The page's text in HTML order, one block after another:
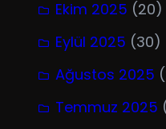
Ekim 2025 (20)
Eylül 2025 (30)
Ağustos 2025
Temmuz 2025